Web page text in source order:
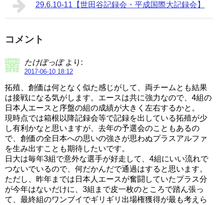
29.6.10-11【世田谷記録会・平成国際大記録会】
コメント
たけぽっぽ より:
2017-06-10 18:12
拓殖、創価は何となく似た感じがして、両チームとも結果
は接戦になる気がします。エースは共に強力なので、4組の
日本人エースと序盤の組の成績が大きく左右するかと。
現時点では箱根以降記録会等で記録を出している拓殖が少
し有利かなと思いますが、去年の予選会のこともあるの
で、創価の全日本への思いの強さが思わぬプラスアルファ
を生み出すことも期待したいです。
日大は毎年3組で意外な選手が好走して、4組にいい流れで
つないでいるので、何だかんだで通過はすると思います。
ただし、昨年までは日本人エースが奮闘していたプラス分
が今年はないだけに、3組まで皮一枚のところで踏ん張っ
て、最終組のワンブイでギリギリ出場権獲得が最も考えら